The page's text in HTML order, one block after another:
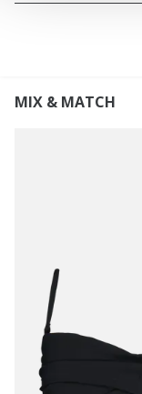
MIX & MATCH